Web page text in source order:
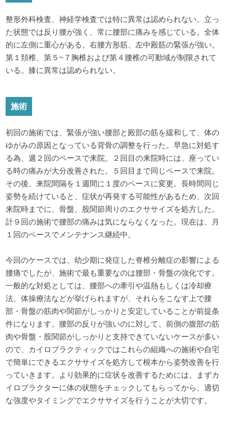
整形外科検査、神経学検査では特に異常は認められない。立っ
た状態では反り腰が強く、常に腰部に痛みを感じている。全体
的に左側に重心がある。右腰方形筋、左中殿筋の緊張が強い。
第１頚椎、第５~７胸椎および第４腰椎の可動域が制限されて
いる。膝に異常は認められない。
施術
初回の施術では、緊張が強い腰部と殿部の筋を緩和して、体の
ゆがみの原因となっている背骨の調整を行った。早急に対処す
る為、週２回のペースで来院。２回目の来院時には、座ってい
る時の痛みが大分改善された。５回目まで同じペースで来院。
その後、来院間隔を１週間に１度のペースに変更。長時間同じ
姿勢を続けていると、症状が再発する可能性があるため、次回
来院時までに、骨盤、股関節周りのエクササイズを処方した。
計９回の施術で腰部の痛みは気にならなくなった。現在は、月
１回のペースでメンテナンス継続中。
今回のケースでは、幼少期に発症した脊椎分離症の影響による
腰痛でしたが、施術で最も重要なのは腰部・骨盤の強化です。
一般的な対処としては、腰部への牽引や温熱もしくは冷却療
法、体操療法などが挙げられますが、それらをこなす上で腰
部・骨盤の筋肉や関節がしっかりと安定していることが前提条
件になります。腰部の反りが強いのに対して、前側の腹部の筋
肉や骨盤・股関節がしっかりと支持できていないケースが多い
ので、カイロプラクティックではこれらの組織への施術や自宅
で簡単にできるエクササイズを処方して根本から姿勢改善を行
っていきます。より効果的に症状を改善するためには、まずカ
イロプラクターに体の状態をチェックしてもらってから、適切
な強度やタイミングでエクササイズを行うことが大切です。